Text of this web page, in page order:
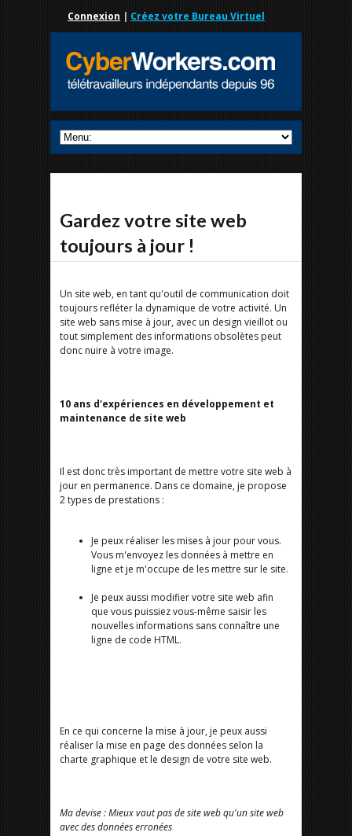
Connexion | Créez votre Bureau Virtuel
Gardez votre site web
toujours à jour !
Un site web, en tant qu'outil de communication doit
toujours refléter la dynamique de votre activité. Un
site web sans mise à jour, avec un design vieillot ou
tout simplement des informations obsolètes peut
donc nuire à votre image.
10 ans d'expériences en développement et
maintenance de site web
Il est donc très important de mettre votre site web à
jour en permanence. Dans ce domaine, je propose
2 types de prestations :
Je peux réaliser les mises à jour pour vous.
Vous m'envoyez les données à mettre en
ligne et je m'occupe de les mettre sur le site.
Je peux aussi modifier votre site web afin
que vous puissiez vous-même saisir les
nouvelles informations sans connaître une
ligne de code HTML.
En ce qui concerne la mise à jour, je peux aussi
réaliser la mise en page des données selon la
charte graphique et le design de votre site web.
Ma devise : Mieux vaut pas de site web qu'un site web
avec des données erronées